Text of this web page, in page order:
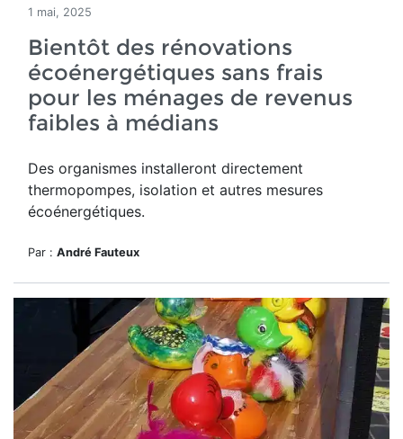
1 mai, 2025
Bientôt des rénovations
écoénergétiques sans frais
pour les ménages de revenus
faibles à médians
Des organismes installeront directement
thermopompes, isolation et autres mesures
écoénergétiques.
Par : André Fauteux